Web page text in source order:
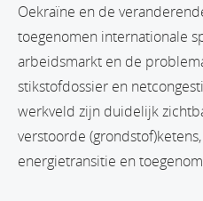
Oekraïne en de
toegenomen internationale
arbeidsmarkt en de
stikstofdossier en
werkveld zijn duidelijk
verstoorde
energietransitie en